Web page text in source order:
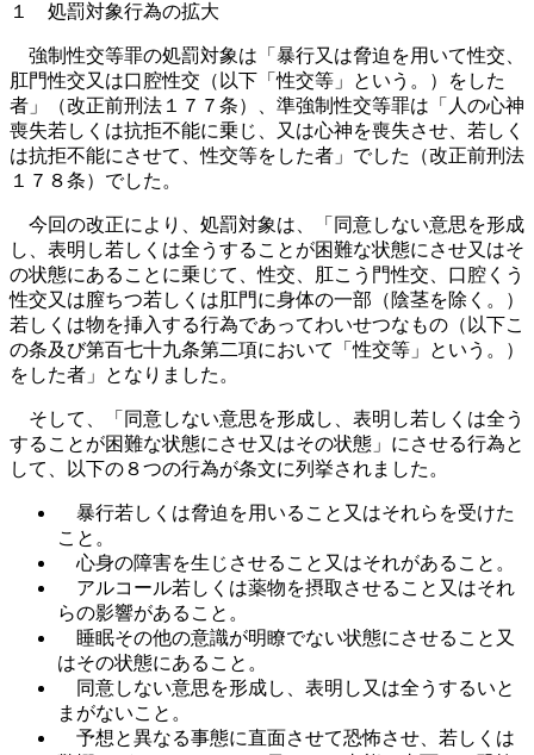
１ 処罰対象行為の拡大
強制性交等罪の処罰対象は「暴行又は脅迫を用いて性交、
肛門性交又は口腔性交（以下「性交等」という。）をした
者」（改正前刑法１７７条）、準強制性交等罪は「人の心神
喪失若しくは抗拒不能に乗じ、又は心神を喪失させ、若しく
は抗拒不能にさせて、性交等をした者」でした（改正前刑法
１７８条）でした。
今回の改正により、処罰対象は、「同意しない意思を形成
し、表明し若しくは全うすることが困難な状態にさせ又はそ
の状態にあることに乗じて、性交、肛こう門性交、口腔くう
性交又は膣ちつ若しくは肛門に身体の一部（陰茎を除く。）
若しくは物を挿入する行為であってわいせつなもの（以下こ
の条及び第百七十九条第二項において「性交等」という。）
をした者」となりました。
そして、「同意しない意思を形成し、表明し若しくは全う
することが困難な状態にさせ又はその状態」にさせる行為と
して、以下の８つの行為が条文に列挙されました。
暴行若しくは脅迫を用いること又はそれらを受けた
こと。
心身の障害を生じさせること又はそれがあること。
アルコール若しくは薬物を摂取させること又はそれ
らの影響があること。
睡眠その他の意識が明瞭でない状態にさせること又
はその状態にあること。
同意しない意思を形成し、表明し又は全うするいと
まがないこと。
予想と異なる事態に直面させて恐怖させ、若しくは